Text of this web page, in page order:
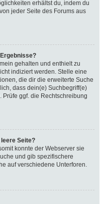
erhältst du, indem du
jeder Seite des Forums aus
gehalten und enthielt zu
indiziert werden. Stelle eine
die dir die erweiterte Suche
dass dein(e) Suchbegriff(e)
Prüfe ggf. die Rechtschreibung
Seite?
konnte der Webserver sie
und gib spezifischere
auf verschiedene Unterforen.